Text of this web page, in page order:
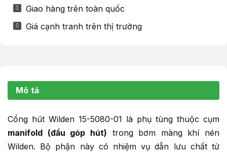
Giao hàng trên toàn quốc
Giá cạnh tranh trên thị trường
Mô tả
Cổng hút Wilden 15-5080-01 là phụ tùng thuộc cụm
manifold (đầu góp hút) trong bơm màng khí nén
Wilden. Bộ phận này có nhiệm vụ dẫn lưu chất từ